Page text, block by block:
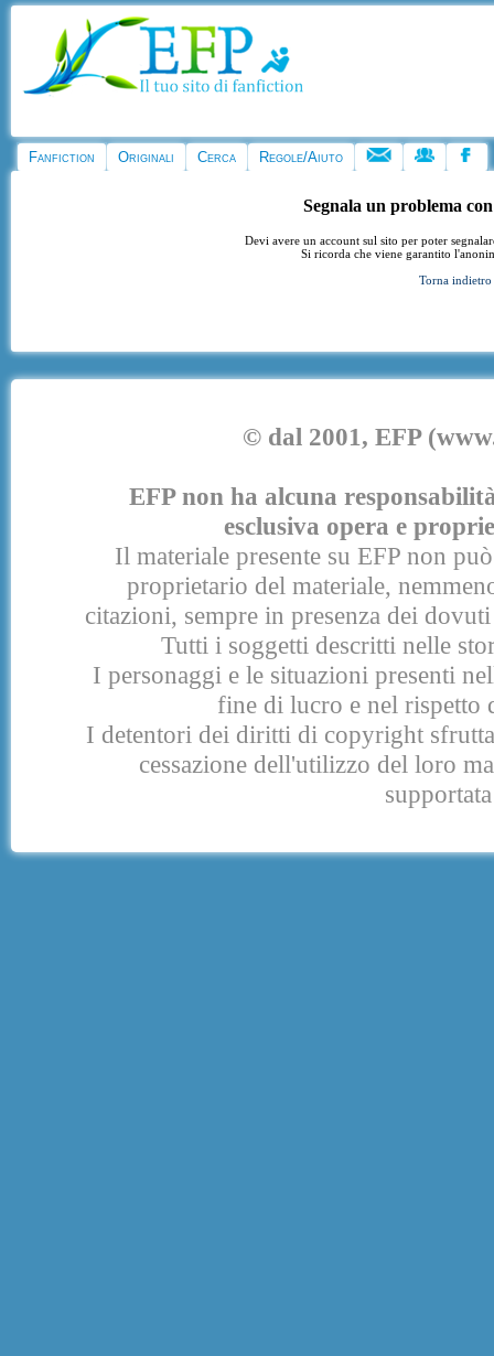
Fanfiction Originali Cerca Regole/Aiuto
Segnala un problema
Devi avere un account sul sito per poter
Si ricorda che viene garantito
Torna indietro
© dal 2001, EFP
EFP non ha alcuna
esclusiva opera e
Il materiale presente su EFP non
proprietario del materiale,
citazioni, sempre in presenza dei
Tutti i soggetti descritti nelle
I personaggi e le situazioni presenti
fine di lucro e nel rispetto
I detentori dei diritti di copyright
cessazione dell'utilizzo del loro